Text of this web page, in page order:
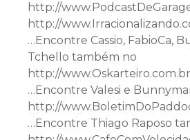
http://
http://
…Encontre Cassio, FabioCa,
Tchello também no
http://www.Oskarteiro.com.br
…Encontre Valesi e
http://
…Encontre Thiago Raposo